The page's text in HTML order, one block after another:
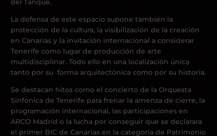
MARIA ANCHIETA
BLOG
SPAZIO CULTURALE EL TANQUE
CONTATTO
LA NEUROLITERATURA ENTRA
EN NUESTROS OBJETIVOS
SIAMO TRASPARENTI
del Tanque.
La defensa de este espacio supone también la
protección de la cultura, la visibilización de la creación
en Canarias y la invitación internacional a considerar
Tenerife como lugar de producción de arte
multidisciplinar. Todo ello en una localización única
tanto por su forma arquitectónica como por su historia.
Se destacan hitos como el concierto de la Orquesta
Sinfónica de Tenerife para frenar la amenza de cierre, la
programación internacional, las participaciones en
ARCO Madríd o la lucha por conseguir que se declarara
el primer BIC de Canarias en la categoría de Patrimonio